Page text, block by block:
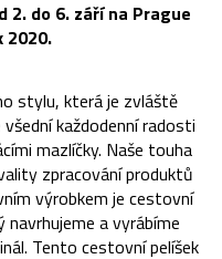
2. do 6. září na Prague
2020.
stylu, která je zvláště
každodenní radosti
mazlíčky. Naše touha
zpracování produktů
výrobkem je cestovní
navrhujeme a vyrábíme
Tento cestovní pelíšek